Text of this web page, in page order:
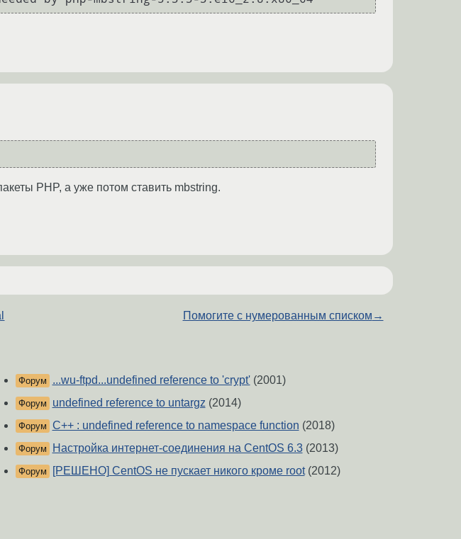
PHP, а уже потом ставить mbstring.
Помогите с нумерованным списком →
Форум ...wu-ftpd...undefined reference to 'crypt'(2001)
Форум undefined reference to untargz(2014)
Форум C++ : undefined reference to namespace function (2018)
Форум Настройка интернет-соединения на CentOS 6.3(2013)
Форум [РЕШЕНО] CentOS не пускает никого кроме root(2012)